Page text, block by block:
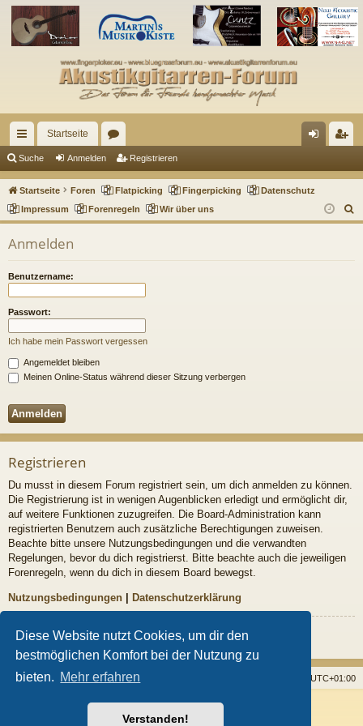
Diese Website nutzt Cookies, um dir den
bestmöglichen Komfort bei der Nutzung zu
bieten. Mehr erfahren
Verstanden!
ch
ne
llz
Startseite
en m ist
rie
Suche Anmelden Registrieren
Startseite Foren Flatpicking Fingerpicking
Datenschutz
Impressum
Forenregeln Wir über uns
u
Anmelden
Benutzername:
Passwort:
Ich habe mein Passwort vergessen
Angemeldet bleiben
Meinen Online-Status während dieser Sitzung verbergen
Registrieren
Du musst in diesem Forum registriert sein, um dich anmelden zu können.
Die Registrierung ist in wenigen Augenblicken erledigt und ermöglicht dir,
auf weitere Funktionen zuzugreifen. Die Board-Administration kann
registrierten Benutzern auch zusätzliche Berechtigungen zuweisen.
Beachte bitte unsere Nutzungsbedingungen und die verwandten
Regelungen, bevor du dich registrierst. Bitte beachte auch die jeweiligen
Forenregeln, wenn du dich in diesem Board bewegst.
Nutzungsbedingungen Datenschutzerklärung
Registrieren
Startseite Foren UTC+01:00
Powered byphpBB® Forum Software © phpBB Limited
Arty- Aktualisieren phpBB 3.2 von MrGaby